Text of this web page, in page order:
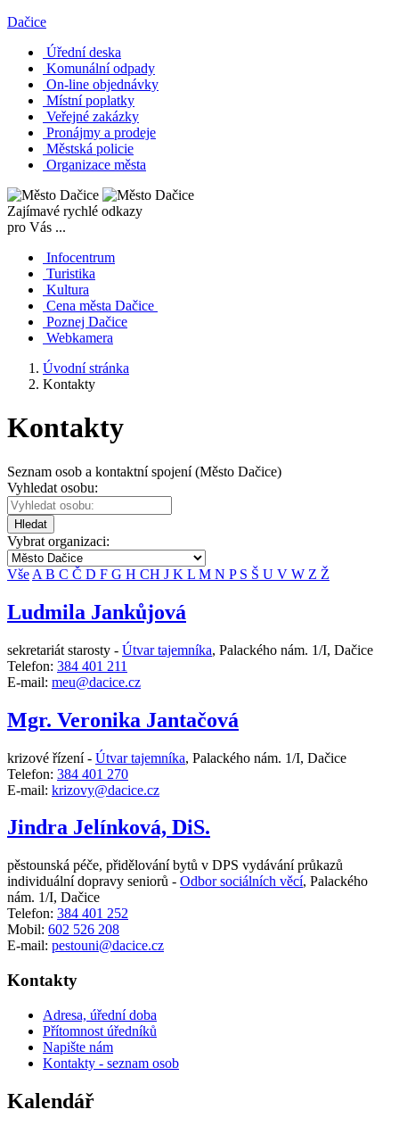
Dačice
Úřední deska
Komunální odpady
On-line objednávky
Místní poplatky
Veřejné zakázky
Pronájmy a prodeje
Městská policie
Organizace města
Zajímavé rychlé odkazy
pro Vás ...
Infocentrum
Turistika
Kultura
Cena města Dačice
Poznej Dačice
Webkamera
Úvodní stránka
Kontakty
Kontakty
Seznam osob a kontaktní spojení (Město Dačice)
Vyhledat osobu:
Hledat
Vybrat organizaci:
Vše A B C Č D F G H CH J K L M N P S Š U V W Z Ž
Ludmila Jankůjová
sekretariát starosty - Útvar tajemníka, Palackého nám. 1/I, Dačice
Telefon: 384 401 211
E-mail: meu@dacice.cz
Mgr. Veronika Jantačová
krizové řízení - Útvar tajemníka, Palackého nám. 1/I, Dačice
Telefon: 384 401 270
E-mail: krizovy@dacice.cz
Jindra Jelínková, DiS.
pěstounská péče, přidělování bytů v DPS vydávání průkazů
individuální dopravy seniorů - Odbor sociálních věcí, Palackého
nám. 1/I, Dačice
Telefon: 384 401 252
Mobil: 602 526 208
E-mail: pestouni@dacice.cz
Kontakty
Adresa, úřední doba
Přítomnost úředníků
Napište nám
Kontakty - seznam osob
Kalendář